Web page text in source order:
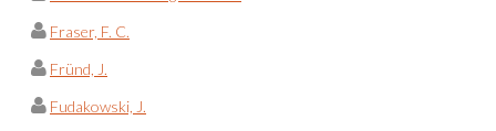
Fraser, F. C.
Fründ, J.
Fudakowski, J.